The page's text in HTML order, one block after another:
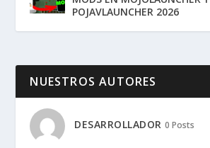
POJAVLAUNCHER 2026
NUESTROS AUTORES
DESARROLLADOR 0 Posts